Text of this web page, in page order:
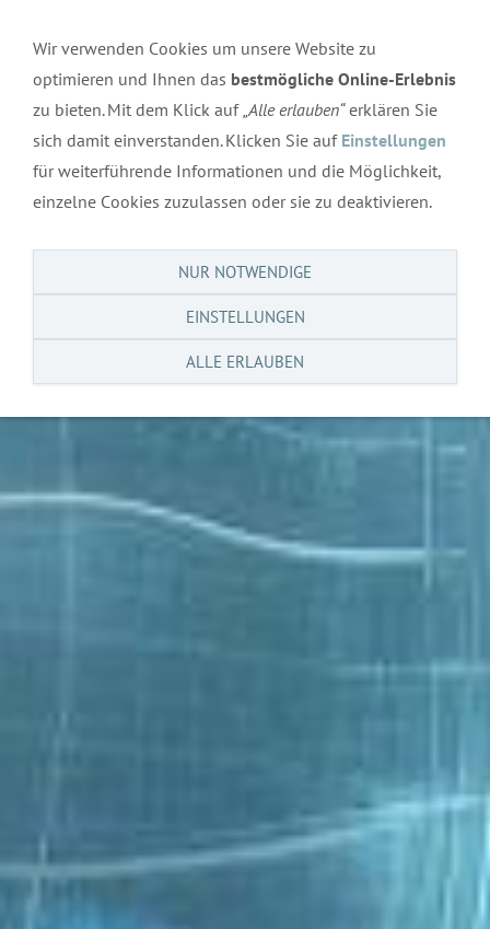
Wir verwenden Cookies um unsere Website zu
optimieren und Ihnen das bestmögliche Online-Erlebnis
zu bieten. Mit dem Klick auf„Alle erlauben“erklären Sie
sich damit einverstanden. Klicken Sie auf Einstellungen
für weiterführende Informationen und die Möglichkeit,
einzelne Cookies zuzulassen oder sie zu deaktivieren.
NUR NOTWENDIGE
EINSTELLUNGEN
ALLE ERLAUBEN